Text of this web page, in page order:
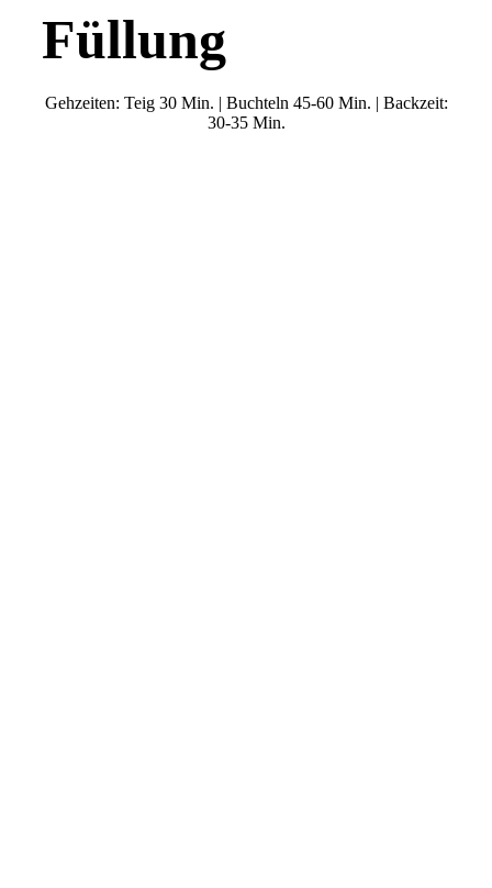
Füllung
Gehzeiten: Teig 30 Min. | Buchteln 45-60 Min. | Backzeit:
30-35 Min.